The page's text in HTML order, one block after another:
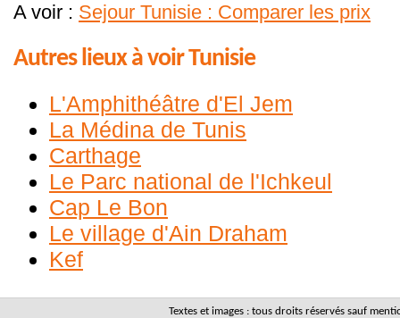
A voir : Sejour Tunisie : Comparer les prix
Autres lieux à voir Tunisie
L'Amphithéâtre d'El Jem
La Médina de Tunis
Carthage
Le Parc national de l'Ichkeul
Cap Le Bon
Le village d'Ain Draham
Kef
Textes et images : tous droits réservés sauf